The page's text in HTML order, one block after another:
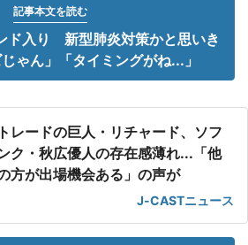
記事本文を読む
ド入り 新型肺炎対策かと思いき
ゃん」「タイミングがね...」
レードの巨人・リチャード、ソフ
ク・秋広優人の存在感薄れ...「他
方が出場機会ある」の声が
J-CASTニュース